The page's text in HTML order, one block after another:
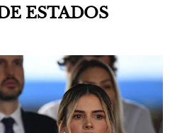
ESTADOS